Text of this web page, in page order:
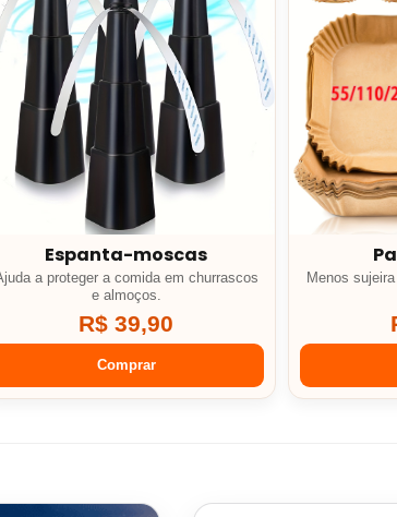
Espanta-moscas
a proteger a comida em churrascos
e almoços.
R$ 39,90
Comprar
Menos